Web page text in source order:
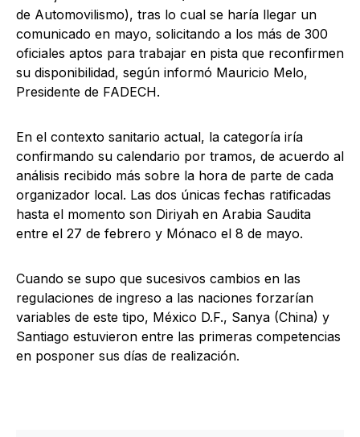
de Automovilismo), tras lo cual se haría llegar un
comunicado en mayo, solicitando a los más de 300
oficiales aptos para trabajar en pista que reconfirmen
su disponibilidad, según informó Mauricio Melo,
Presidente de FADECH.
En el contexto sanitario actual, la categoría iría
confirmando su calendario por tramos, de acuerdo al
análisis recibido más sobre la hora de parte de cada
organizador local. Las dos únicas fechas ratificadas
hasta el momento son Diriyah en Arabia Saudita
entre el 27 de febrero y Mónaco el 8 de mayo.
Cuando se supo que sucesivos cambios en las
regulaciones de ingreso a las naciones forzarían
variables de este tipo, México D.F., Sanya (China) y
Santiago estuvieron entre las primeras competencias
en posponer sus días de realización.